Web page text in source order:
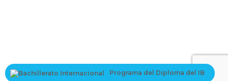
Programa del Diploma del IB
We'll send you an email as soon as your
application is approved.Go to Profile
No account?RegistroSign In